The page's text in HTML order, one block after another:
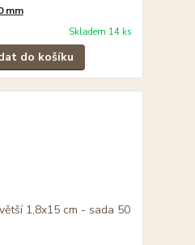
mm
Skladem 14 ks
do košíku